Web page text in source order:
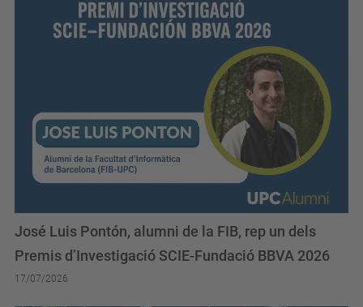
José Luis Pontón, alumni de la FIB, rep un dels
Premis d’Investigació SCIE-Fundació BBVA 2026